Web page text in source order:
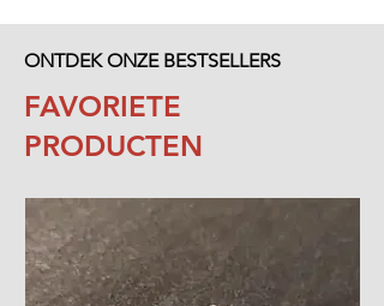
ONTDEK ONZE BESTSELLERS
FAVORIETE
PRODUCTEN